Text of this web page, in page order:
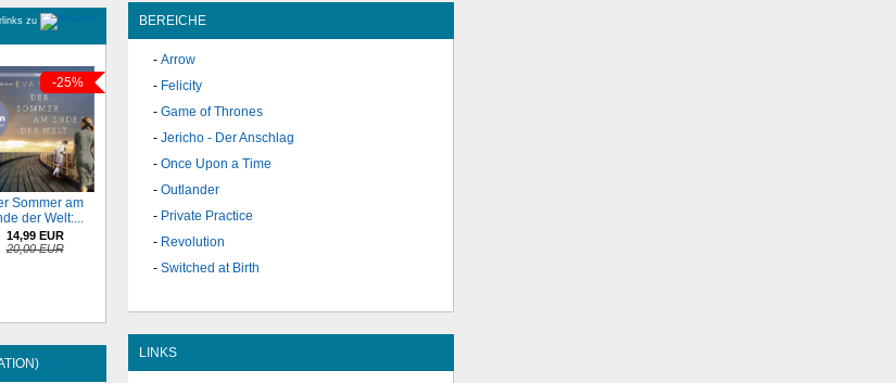
zu
-25%
Sommer am
der Welt:...
14,99 EUR
20,00 EUR
BEREICHE
Arrow
Felicity
Game of Thrones
Jericho - Der Anschlag
Once Upon a Time
Outlander
Private Practice
Revolution
Switched at Birth
LINKS